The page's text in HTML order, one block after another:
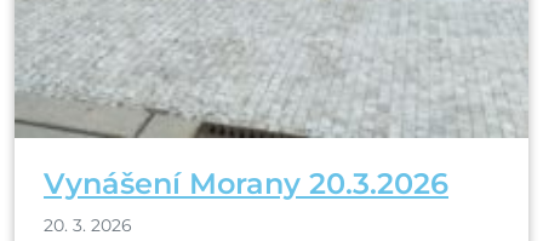
Vynášení Morany 20.3.2026
20. 3. 2026